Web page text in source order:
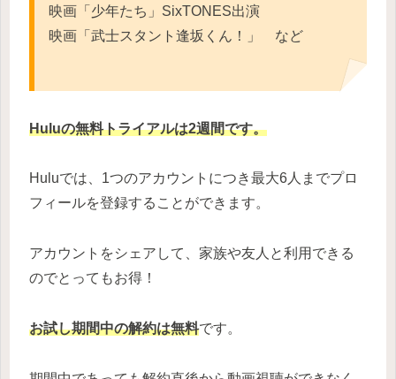
映画「少年たち」SixTONES出演
映画「武士スタント逢坂くん！」 など
Huluの無料トライアルは2週間です。
Huluでは、1つのアカウントにつき最大6人までプロ
フィールを登録することができます。
アカウントをシェアして、家族や友人と利用できる
のでとってもお得！
お試し期間中の解約は無料です。